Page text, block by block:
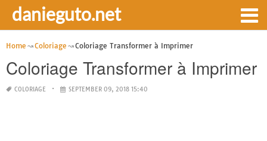
danieguto.net
Home Coloriage Coloriage Transformer à Imprimer
Coloriage Transformer à Imprimer
COLORIAGE SEPTEMBER 09, 2018 15:40